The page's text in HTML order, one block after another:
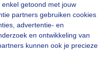
getoond met jouw
partners gebruiken cookies
advertentie- en
en ontwikkeling van
kunnen ook je precieze